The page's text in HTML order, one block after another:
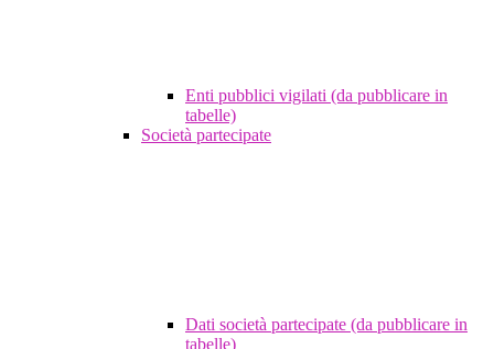
Enti pubblici vigilati (da pubblicare in
tabelle)
Società partecipate
Dati società partecipate (da pubblicare in
tabelle)